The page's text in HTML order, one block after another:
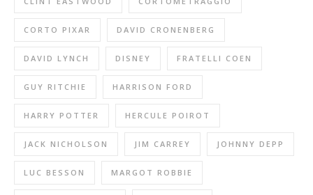
CORTO PIXAR DAVID CRONENBERG
DAVID LYNCH DISNEY FRATELLI COEN
GUY RITCHIE HARRISON FORD
HARRY POTTER HERCULE POIROT
JACK NICHOLSON JIM CARREY JOHNNY DEPP
LUC BESSON MARGOT ROBBIE